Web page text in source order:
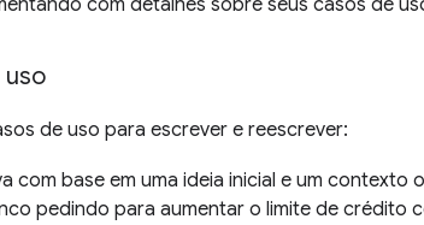
com detalhes sobre seus casos de
uso
de uso para escrever e reescrever:
com base em uma ideia inicial e um contexto
pedindo para aumentar o limite de crédito